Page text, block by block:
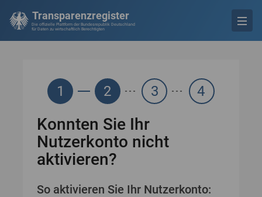
Transparenzregister
Die offizielle Plattform der Bundesrepublik Deutschland
für Daten zu wirtschaftlich Berechtigten
1 2 3 4
Konnten Sie Ihr
Nutzerkonto nicht
aktivieren?
So aktivieren Sie Ihr Nutzerkonto: